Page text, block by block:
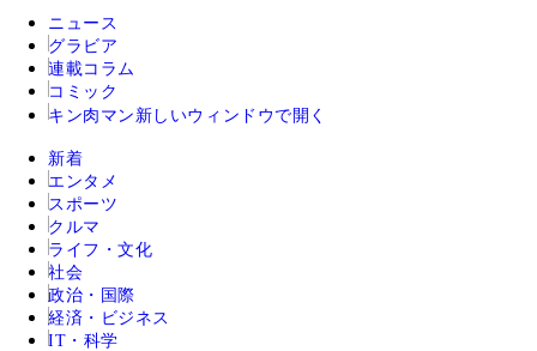
ニュース
グラビア
連載コラム
コミック
キン肉マン 新しいウィンドウで開く
新着
エンタメ
スポーツ
クルマ
ライフ・文化
社会
政治・国際
経済・ビジネス
IT・科学